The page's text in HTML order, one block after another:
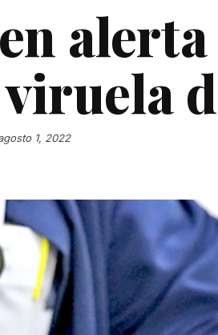
viruela
1, 2022